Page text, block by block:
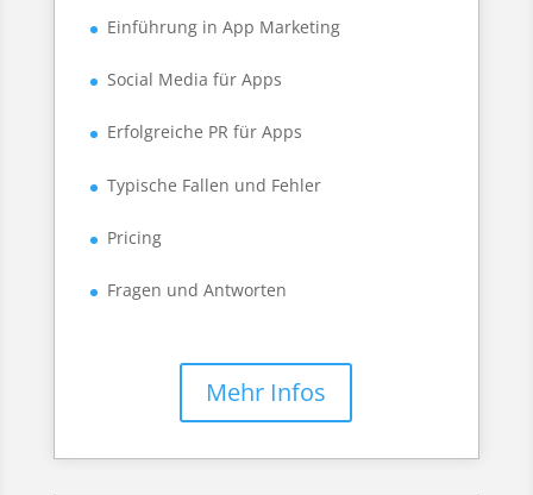
Einführung in App Marketing
Social Media für Apps
Erfolgreiche PR für Apps
Typische Fallen und Fehler
Pricing
Fragen und Antworten
Mehr Infos